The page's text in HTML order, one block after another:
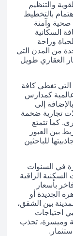
والتنظيم
بالتخطيط
صحية وآمنة
السكانية
وراحة
من المدن التي
العقاري طويل
تغطي كافة
كمدارس
إلى
تجارية ضخمة
كما تتمتع
بين العبور
للباحثين
في السنوات
الراقية
بأسعار
الجديدة أو
بين الشقق،
احتياجات
وميسرة، تجذب